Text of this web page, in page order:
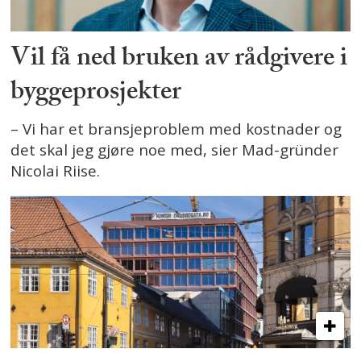
Vil få ned bruken av rådgivere i
byggeprosjekter
– Vi har et bransjeproblem med kostnader og
det skal jeg gjøre noe med, sier Mad-gründer
Nicolai Riise.